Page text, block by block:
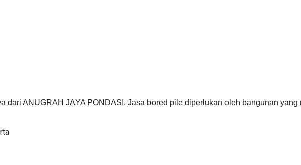
dari ANUGRAH JAYA PONDASI. Jasa bored pile diperlukan oleh bangunan